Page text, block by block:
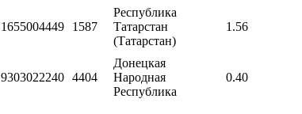
1655004449 1587
Республика
Татарстан
(Татарстан)
1.56
9303022240 4404
Донецкая
Народная
Республика
0.40